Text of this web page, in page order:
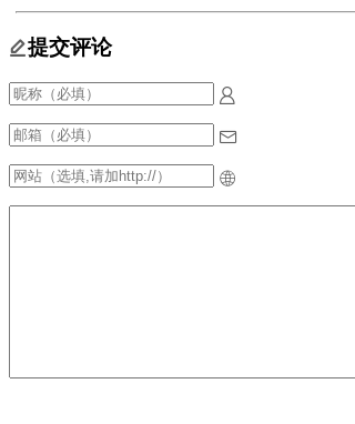
提交评论